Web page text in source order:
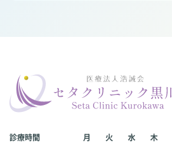
診療時間 月 火 水 木